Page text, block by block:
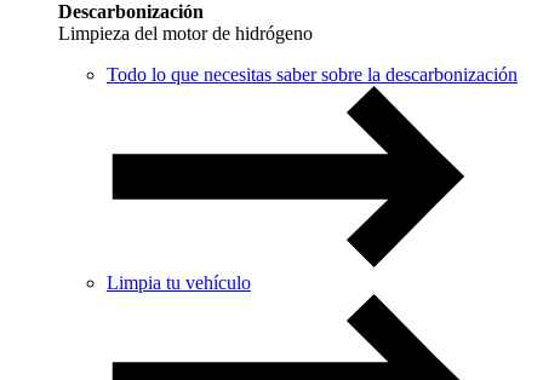
Descarbonización
Limpieza del motor de hidrógeno
Todo lo que necesitas saber sobre la descarbonización
Limpia tu vehículo